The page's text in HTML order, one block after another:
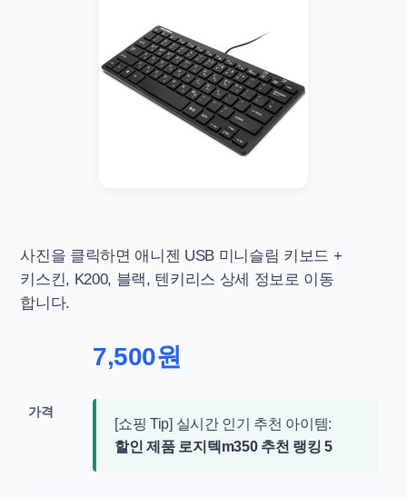
사진을 클릭하면 애니젠 USB 미니슬림 키보드 +
키스킨, K200, 블랙, 텐키리스 상세 정보로 이동
합니다.
가격
7,500원
[쇼핑 Tip] 실시간 인기 추천 아이템:
할인 제품 로지텍m350 추천 랭킹 5